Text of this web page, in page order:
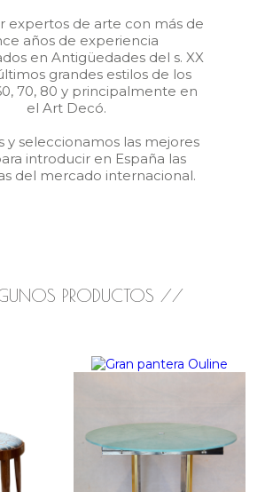
expertos de arte con más de
años de experiencia
en Antigüedades del s. XX
grandes estilos de los
70, 80 y principalmente en
el Art Decó.
y seleccionamos las mejores
introducir en España las
del mercado internacional.
PRODUCTOS //